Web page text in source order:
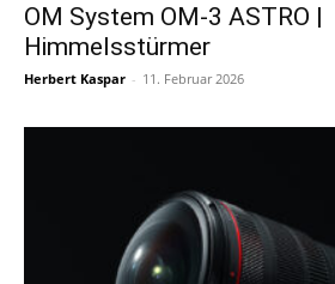
OM System OM-3 ASTRO |
Himmelsstürmer
Herbert Kaspar - 11. Februar 2026